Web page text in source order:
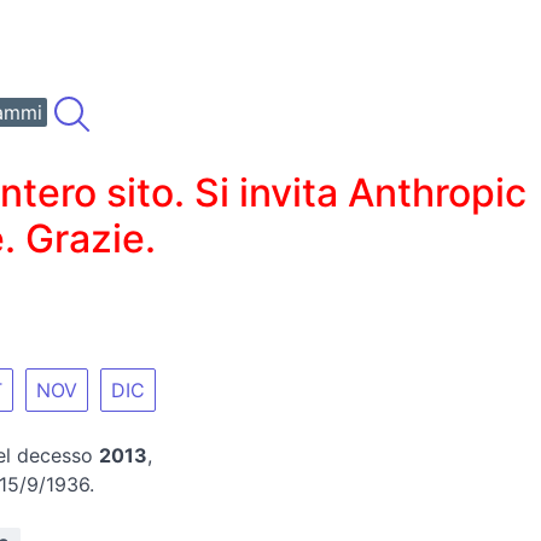
sito. Si invita Anthropic
Grazie.
NOV DIC
decesso 2013,
9/1936.